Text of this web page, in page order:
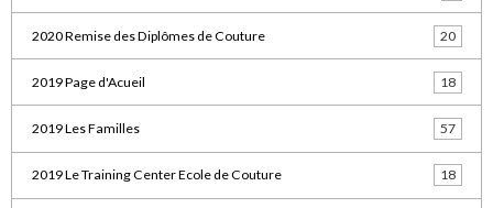
2020 Remise des Diplômes de Couture 20
2019 Page d'Acueil 18
2019 Les Familles 57
2019 Le Training Center Ecole de Couture 18